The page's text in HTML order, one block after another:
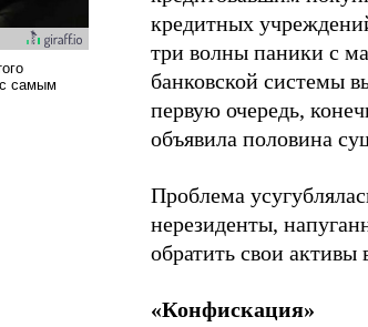
кредитных
три волны паники с
банковской системы
первую очередь,
объявила половина
Проблема
нерезиденты,
обратить свои
«Конфискация»